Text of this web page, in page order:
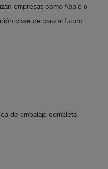
empresas como Apple o
clave de cara al futuro.
de embalaje completa